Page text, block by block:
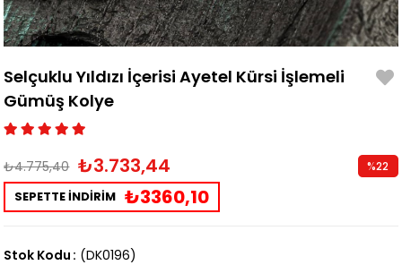
Selçuklu Yıldızı İçerisi Ayetel Kürsi İşlemeli
Gümüş Kolye
₺4.775,40 ₺3.733,44
SEPETTE İNDİRİM ₺3360,10
%22
Stok Kodu (DK0196)